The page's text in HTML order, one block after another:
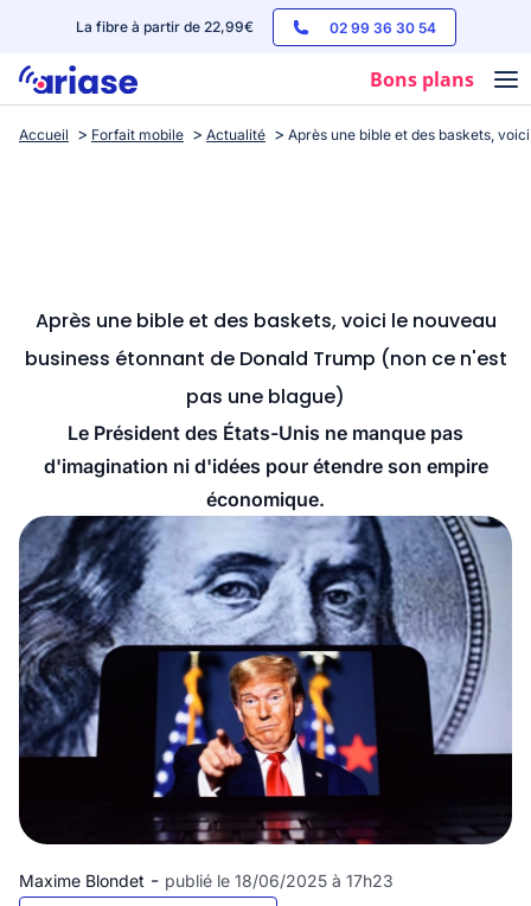
La fibre à partir de 22,99€ 02 99 36 30 54
Bons plans
Box internet
Streaming
Accueil Forfait mobile Actualité Après une bible et des baskets,
Après une bible et des baskets, voici le nouveau
business étonnant de Donald Trump (non ce n'est
pas une blague)
Le Président des États-Unis ne manque pas
d'imagination ni d'idées pour étendre son empire
économique.
Maxime Blondet - publié le 18/06/2025 à 17h23